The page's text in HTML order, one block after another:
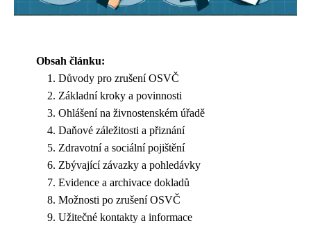
Obsah článku:
Důvody pro zrušení OSVČ
Základní kroky a povinnosti
Ohlášení na živnostenském úřadě
Daňové záležitosti a přiznání
Zdravotní a sociální pojištění
Zbývající závazky a pohledávky
Evidence a archivace dokladů
Možnosti po zrušení OSVČ
Užitečné kontakty a informace